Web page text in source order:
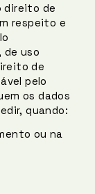
direito de
respeito e
uso
de
pelo
os dados
quando:
ou na